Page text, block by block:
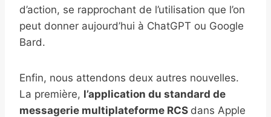
d’action, se rapprochant de l’utilisation que l’on
peut donner aujourd’hui à ChatGPT ou Google
Bard.
Enfin, nous attendons deux autres nouvelles.
La première, l’application du standard de
messagerie multiplateforme RCS dans Apple